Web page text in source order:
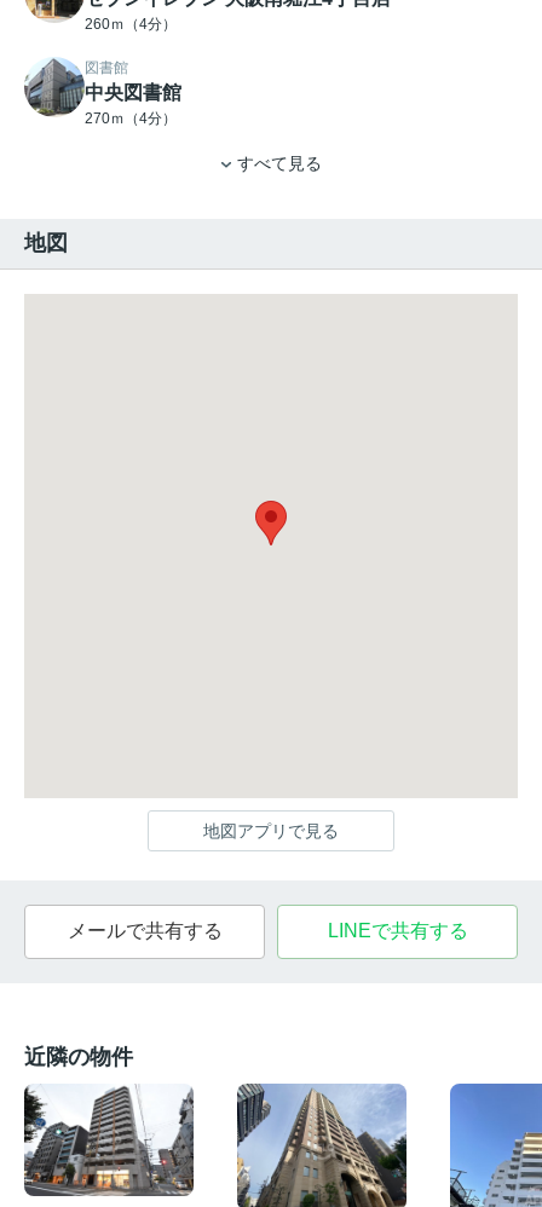
260ｍ（4分）
図書館
中央図書館
270ｍ（4分）
すべて見る
地図
地図アプリで見る
メールで共有する LINEで共有する
近隣の物件